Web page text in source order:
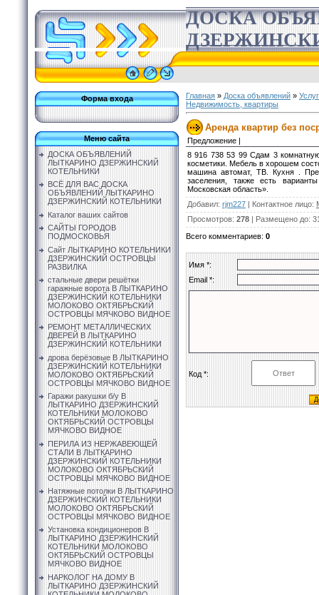
ДОСКА
Форма входа
Меню сайта
ДОСКА ОБЪЯВЛЕНИЙ
ЛЫТКАРИНО ДЗЕРЖИНСКИЙ
КОТЕЛЬНИКИ
ВСЁ ДЛЯ ВАС ДОСКА
ОБЪЯВЛЕНИЙ ЛЫТКАРИНО
ДЗЕРЖИНСКИЙ КОТЕЛЬНИКИ
Каталог ваших сайтов
САЙТЫ ГОРОДОВ
ПОДМОСКОВЬЯ
Сайт ЛЫТКАРИНО КОТЕЛЬНИКИ
ДЗЕРЖИНСКИЙ ОСТРОВЦЫ
РАЗВИЛКА
стальные двери решётки
гаражные ворота В ЛЫТКАРИНО
ДЗЕРЖИНСКИЙ КОТЕЛЬНИКИ
МОЛОКОВО ОКТЯБРЬСКИЙ
ОСТРОВЦЫ МЯЧКОВО ВИДНОЕ
РЕМОНТ МЕТАЛЛИЧЕСКИХ
ДВЕРЕЙ В ЛЫТКАРИНО
ДЗЕРЖИНСКИЙ КОТЕЛЬНИКИ
дрова берёзовые В ЛЫТКАРИНО
ДЗЕРЖИНСКИЙ КОТЕЛЬНИКИ
МОЛОКОВО ОКТЯБРЬСКИЙ
ОСТРОВЦЫ МЯЧКОВО ВИДНОЕ
Гаражи ракушки б/у В
ЛЫТКАРИНО ДЗЕРЖИНСКИЙ
КОТЕЛЬНИКИ МОЛОКОВО
ОКТЯБРЬСКИЙ ОСТРОВЦЫ
МЯЧКОВО ВИДНОЕ
ПЕРИЛА ИЗ НЕРЖАВЕЮЩЕЙ
СТАЛИ В ЛЫТКАРИНО
ДЗЕРЖИНСКИЙ КОТЕЛЬНИКИ
МОЛОКОВО ОКТЯБРЬСКИЙ
ОСТРОВЦЫ МЯЧКОВО ВИДНОЕ
Натяжные потолки В ЛЫТКАРИНО
ДЗЕРЖИНСКИЙ КОТЕЛЬНИКИ
МОЛОКОВО ОКТЯБРЬСКИЙ
ОСТРОВЦЫ МЯЧКОВО ВИДНОЕ
Установка кондиционеров В
ЛЫТКАРИНО ДЗЕРЖИНСКИЙ
КОТЕЛЬНИКИ МОЛОКОВО
ОКТЯБРЬСКИЙ ОСТРОВЦЫ
МЯЧКОВО ВИДНОЕ
НАРКОЛОГ НА ДОМУ В
ЛЫТКАРИНО ДЗЕРЖИНСКИЙ
Главная » Доска объявлений »
Недвижимость, квартиры
Аренда квартир без
Предложение |
8 916 738 53 99 Сдам 3
косметики. Мебель в хорошем
машина автомат, ТВ. Кухня .
заселения, также есть
Московская область».
Добавил: rjm227 | Контактное лицо:
Просмотров: 278 | Размещено до:
Всего комментариев: 0
Имя *:
Email *:
Код *: